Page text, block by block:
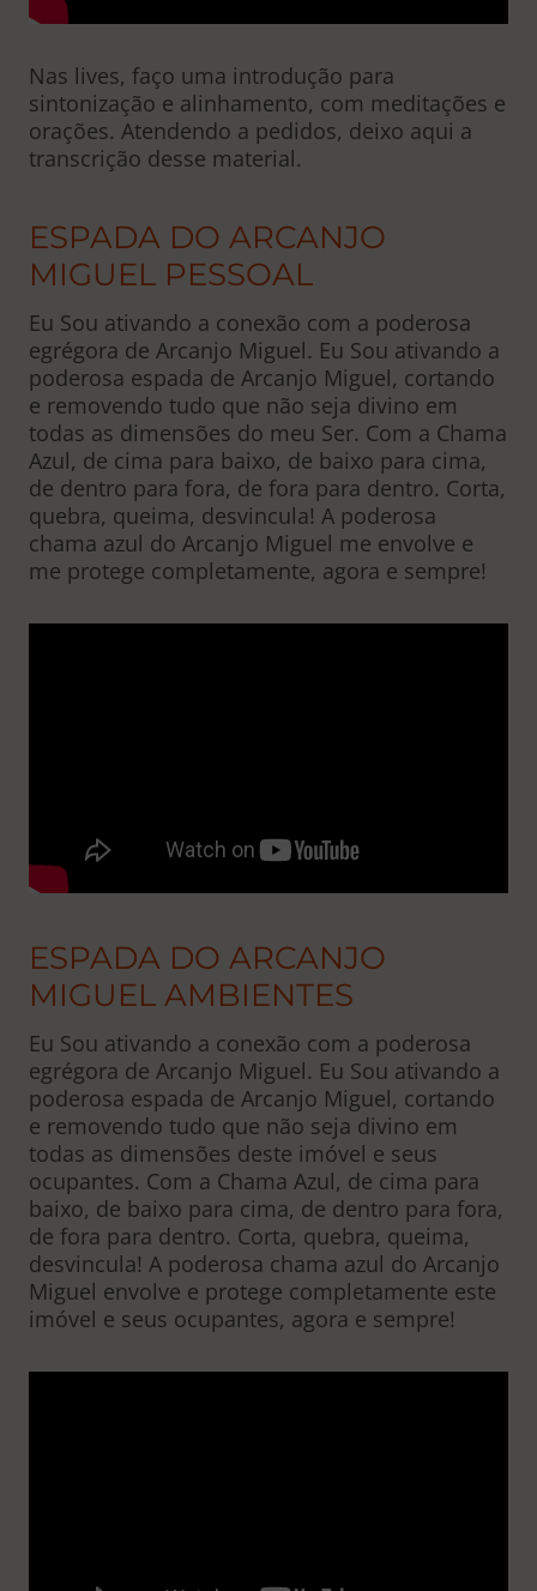
Nas lives, faço uma introdução para
sintonização e alinhamento, com meditações e
orações. Atendendo a pedidos, deixo aqui a
transcrição desse material.
ESPADA DO ARCANJO
MIGUEL PESSOAL
Eu Sou ativando a conexão com a poderosa
egrégora de Arcanjo Miguel. Eu Sou ativando a
poderosa espada de Arcanjo Miguel, cortando
e removendo tudo que não seja divino em
todas as dimensões do meu Ser. Com a Chama
Azul, de cima para baixo, de baixo para cima,
de dentro para fora, de fora para dentro. Corta,
quebra, queima, desvincula! A poderosa
chama azul do Arcanjo Miguel me envolve e
me protege completamente, agora e sempre!
ESPADA DO ARCANJO
MIGUEL AMBIENTES
Eu Sou ativando a conexão com a poderosa
egrégora de Arcanjo Miguel. Eu Sou ativando a
poderosa espada de Arcanjo Miguel, cortando
e removendo tudo que não seja divino em
todas as dimensões deste imóvel e seus
ocupantes. Com a Chama Azul, de cima para
baixo, de baixo para cima, de dentro para fora,
de fora para dentro. Corta, quebra, queima,
desvincula! A poderosa chama azul do Arcanjo
Miguel envolve e protege completamente este
imóvel e seus ocupantes, agora e sempre!